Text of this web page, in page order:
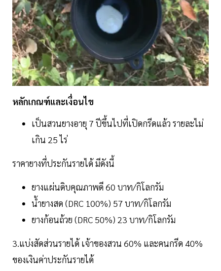
หลักเกณฑ์และเงื่อนไข
เป็นสวนยางอายุ 7 ปีขึ้นไปที่เปิดกรีดแล้ว รายละไม่
เกิน 25 ไร่
ราคายางที่ประกันรายได้ มีดังนี้
ยางแผ่นดิบคุณภาพดี 60 บาท/กิโลกรัม
น้ำยางสด (DRC 100%) 57 บาท/กิโลกรัม
ยางก้อนถ้วย (DRC 50%) 23 บาท/กิโลกรัม
3.แบ่งสัดส่วนรายได้ เจ้าของสวน 60% และคนกรีด 40%
ของเงินค่าประกันรายได้